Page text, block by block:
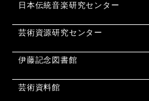
日本伝統音楽研究センター
芸術資源研究センター
伊藤記念図書館
芸術資料館